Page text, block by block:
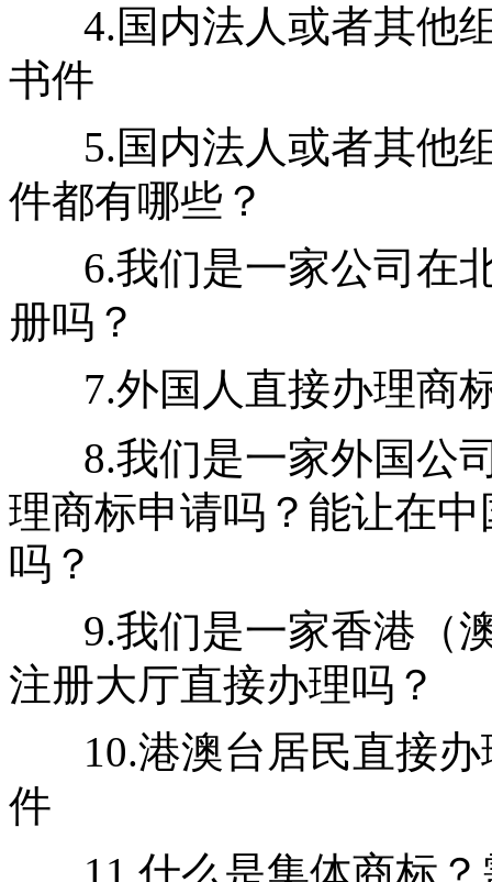
4.国内法人或者其他
书件
5.国内法人或者其他
件都有哪些？
6.我们是一家公司在
册吗？
7.外国人直接办理商
8.我们是一家外国公
理商标申请吗？能让在
吗？
9.我们是一家香港（
注册大厅直接办理吗？
10.港澳台居民直接
件
11.什么是集体商标